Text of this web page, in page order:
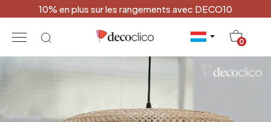
10% en plus sur les rangements avec DECO10
0